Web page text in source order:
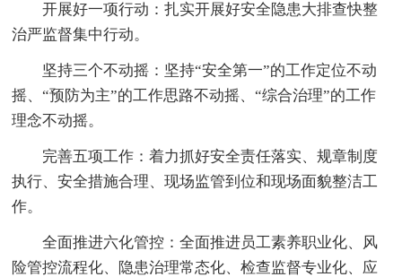
开展好一项行动：扎实开展好安全隐患大排查快整
治严监督集中行动。
坚持三个不动摇：坚持“安全第一”的工作定位不动
摇、“预防为主”的工作思路不动摇、“综合治理”的工作
理念不动摇。
完善五项工作：着力抓好安全责任落实、规章制度
执行、安全措施合理、现场监管到位和现场面貌整洁工
作。
全面推进六化管控：全面推进员工素养职业化、风
险管控流程化、隐患治理常态化、检查监督专业化、应